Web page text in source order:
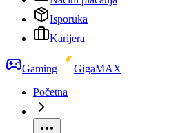
Isporuka
Karijera
Gaming
GigaMAX
Početna